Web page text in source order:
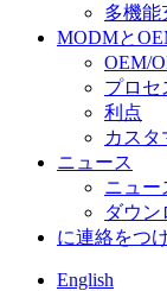
多機能
MODMと
OEM/
プロセ
利点
カス
ニュース
ニュー
ダウン
に連絡をつ
English